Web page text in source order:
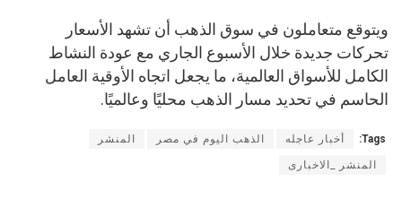
ويتوقع متعاملون في سوق الذهب أن تشهد الأسعار
تحركات جديدة خلال الأسبوع الجاري مع عودة النشاط
الكامل للأسواق العالمية، ما يجعل اتجاه الأوقية العامل
الحاسم في تحديد مسار الذهب محليًا وعالميًا.
Tags: أخبار عاجله الذهب اليوم في مصر المنشر
المنشر _الاخبارى